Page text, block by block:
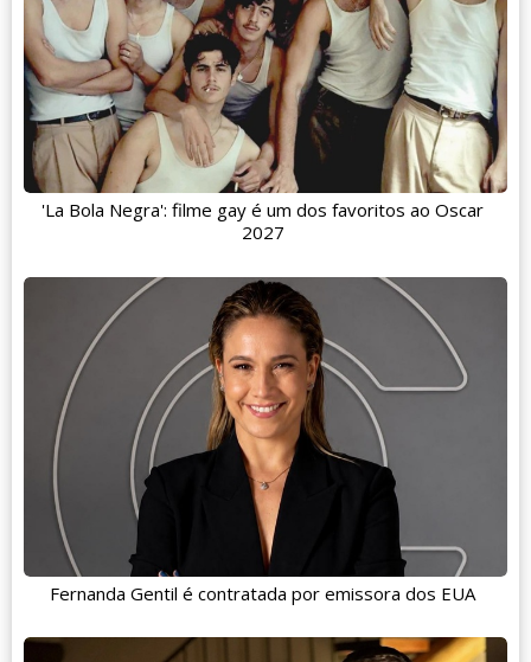
'La Bola Negra': filme gay é um dos favoritos ao Oscar
2027
Fernanda Gentil é contratada por emissora dos EUA